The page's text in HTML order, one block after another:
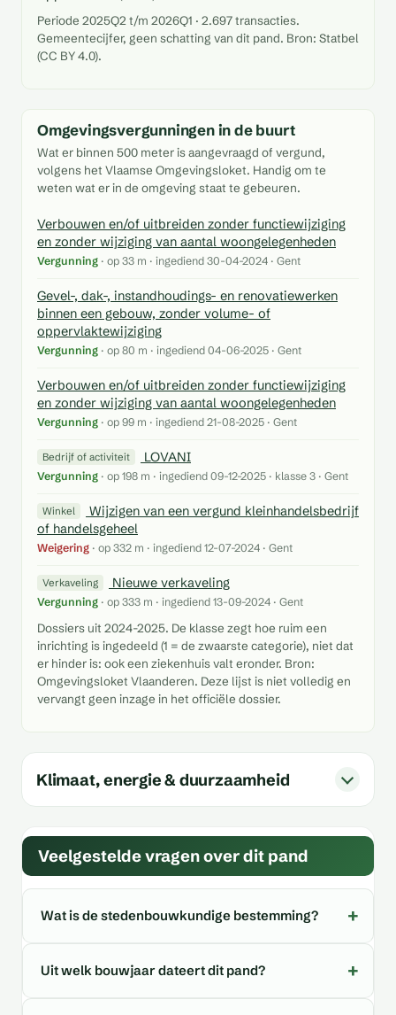
Periode 2025Q2 t/m 2026Q1 · 2.697 transacties.
Gemeentecijfer, geen schatting van dit pand. Bron: Statbel
(CC BY 4.0).
Omgevingsvergunningen in de buurt
Wat er binnen 500 meter is aangevraagd of vergund,
volgens het Vlaamse Omgevingsloket. Handig om te
weten wat er in de omgeving staat te gebeuren.
Verbouwen en/of uitbreiden zonder functiewijziging
en zonder wijziging van aantal woongelegenheden
Vergunning · op 33 m · ingediend 30-04-2024 · Gent
Gevel-, dak-, instandhoudings- en renovatiewerken
binnen een gebouw, zonder volume- of
oppervlaktewijziging
Vergunning · op 80 m · ingediend 04-06-2025 · Gent
Verbouwen en/of uitbreiden zonder functiewijziging
en zonder wijziging van aantal woongelegenheden
Vergunning · op 99 m · ingediend 21-08-2025 · Gent
Bedrijf of activiteit LOVANI
Vergunning · op 198 m · ingediend 09-12-2025 · klasse 3 · Gent
Winkel
Wijzigen van een vergund kleinhandelsbedrijf
of handelsgeheel
Weigering · op 332 m · ingediend 12-07-2024 · Gent
Verkaveling Nieuwe verkaveling
Vergunning · op 333 m · ingediend 13-09-2024 · Gent
Dossiers uit 2024-2025. De klasse zegt hoe ruim een
inrichting is ingedeeld (1 = de zwaarste categorie), niet dat
er hinder is: ook een ziekenhuis valt eronder. Bron:
Omgevingsloket Vlaanderen. Deze lijst is niet volledig en
vervangt geen inzage in het officiële dossier.
Klimaat, energie & duurzaamheid
Veelgestelde vragen over dit pand
Wat is de stedenbouwkundige bestemming?
Uit welk bouwjaar dateert dit pand?